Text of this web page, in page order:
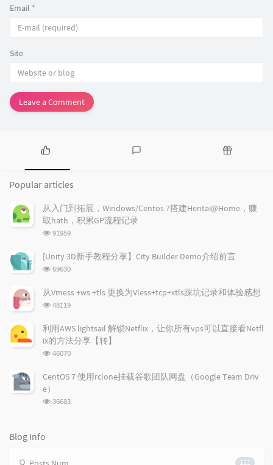
Email *
Site
Leave a Comment
P
p
u
l
a
a
r
i
c
e
s
e
s
o
e
s
r
t
c
s
Popular articles
从入门到拓展，Windows/Centos 7搭建Hentai@Home，赚
取hath，积累GP流程记录
浏
次
数:
91959
[Unity 3D新手教程分享】City Builder Demo介绍前言
浏
次
69630
从Vmess +ws +tls 更换为Vless+tcp+xtls踩坑记录和体验感想
浏
次
数:
48119
利用AWS lightsail 解锁Netflix，让你所有vps可以直接看Netfl
ix的方法分享【转】
浏
次
46070
CentOS 7 使用rclone挂载谷歌团队网盘（Google Team Driv
e）
浏
36683
Blog Info
121